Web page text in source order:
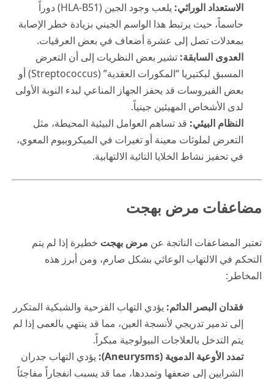
الاستعداد الوراثي:
يلعب وجود الجين (HLA-B51) دوراً
حاسماً، حيث يرتبط هذا الواسم الجيني بزيادة خطر الإصابة
بمعدلات تصل إلى عشرة أضعاف في بعض العرقيات.
العدوى السابقة: تشير بعض النظريات إلى أن التعرض
المسبق لبكتيريا “المكورات العقدية” (Streptococcus) أو
بعض الفيروسات قد يحفز الجهاز المناعي لبدء النوبة الأولى
لدى الأشخاص المهيئين جينياً.
النظام البيئي: قد تساهم العوامل البيئية المحيطة، مثل
التعرض لملوثات معينة أو تغيرات في الميكروبيوم المعوي،
في تحفيز نشاط الخلايا التائية الالتهابية.
مضاعفات مرض بهجت
تعتبر المضاعفات الناتجة عن مرض بهجت خطيرة إذا لم يتم
التحكم في الالتهاب الوعائي بشكل صارم، ومن أبرز هذه
المخاطر:
فقدان البصر الدائم: يؤدي التهاب القزحية والشبكية المتكرر
إلى تدمير تدريجي لأنسجة العين، مما قد ينتهي بالعمى إذا لم
يتم التدخل بالعلاجات البيولوجية مبكراً.
تمدد الأوعية الدموية (Aneurysms):
يؤدي التهاب جدران
الشرايين إلى ضعفها وتمددها، مما قد يسبب انفجاراً مفاجئاً